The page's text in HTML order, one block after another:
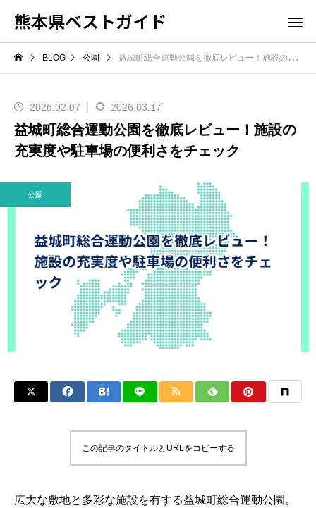
熊本県ベストガイド
BLOG 公園 益城町総合運動公園を徹底レビュー！施設の充実度や駐車場の便利さをチェック
2026.02.07 2026.03.17
益城町総合運動公園を徹底レビュー！施設の
充実度や駐車場の便利さをチェック
公園
この記事のタイトルとURLをコピーする
広大な敷地と多彩な施設を有する益城町総合運動公園。